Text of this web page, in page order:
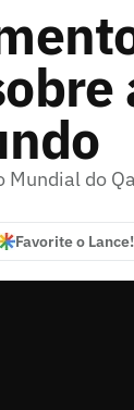
Mundial do
Favorite o